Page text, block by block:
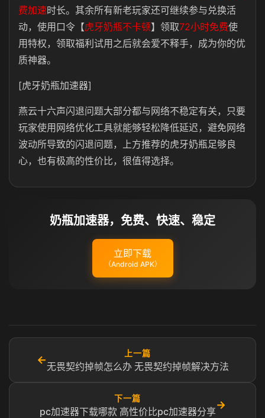
费加速时长。其余所有新老玩家还可继续参与兑换活
动，使用口令【虎牙奶瓶不卡顿】领取72小时免费使
用特权，领取福利试用之后就会爱不释手，成为你的优
质神器。
[虎牙奶瓶加速器]
燕云十六声闪退问题大部分都与网络不稳定有关，只要
玩家使用网络优化工具就能够轻松降低延迟，避免网络
波动所导致的闪退问题，上方推荐的虎牙奶瓶足够良
心，也有极高的性价比，很值得选择。
奶瓶加速器，免费、快速、稳定
立即下载
（Android APK）
←
上一篇
无畏契约掉帧怎么办 无畏契约掉帧解决方法
下一篇
pc加速器下载哪款 高性价比pc加速器分享
→